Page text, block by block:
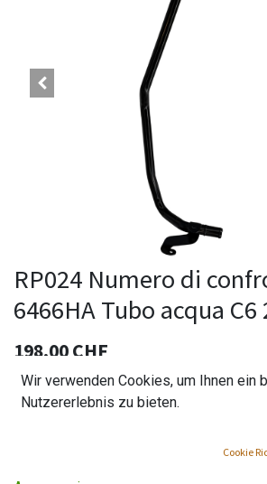
RP024 Numero di
6466HA Tubo acqua C6
198,00CHF
Wir verwenden Cookies, um Ihnen ein
Nutzererlebnis zu bieten.
Cookie